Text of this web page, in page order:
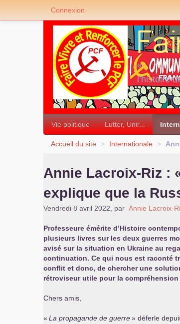
«
l’histoire
»
Vie politique Lutter, Unir...
Accueil du site > Internationale >
Annie Lacroix-Riz :
explique que la
Vendredi 8 avril 2022 par Annie Lacroix-
Professeure émérite d’Histoire
plusieurs livres sur les deux guerres
avisé sur la situation en Ukraine au
continuation. Ce qui nous est raconté
conflit et donc, de chercher une
rétroviseur utile pour la
Chers amis,
« La propagande de guerre» déferle
Connexion